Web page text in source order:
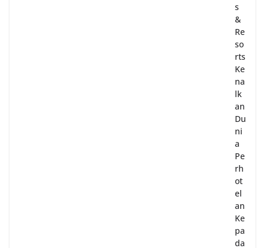
s
&
Re
so
rts
Ke
na
lk
an
Du
ni
a
Pe
rh
ot
el
an
Ke
pa
da